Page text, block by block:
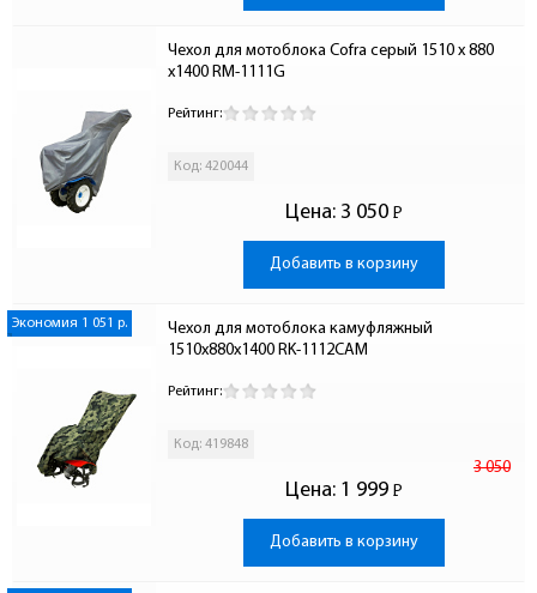
Чехол для мотоблока Cofra серый 1510 х 880
х1400 RM-1111G
Рейтинг:
Код: 420044
Цена: 3 050 Р
-
Добавить в корзину
Экономия 1 051 р.
Чехол для мотоблока камуфляжный
1510х880х1400 RK-1112CAM
Рейтинг:
Код: 419848
Цена:
3 050
1 999 Р
-
Добавить в корзину